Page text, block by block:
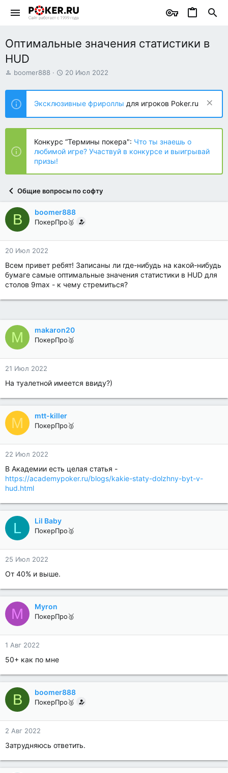
Оптимальные значения статистики в
HUD
А
т
о
р
т
е
ы
boomer888
Д
т
н
а
ч
а
20 Июл 2022
Эксклюзивные фрироллы для игроков Poker.ru
Конкурс “Термины покера": Что ты знаешь о
любимой игре? Участвуй в конкурсе и выигрывай
призы!
Общие вопросы по софту
B boomer888
ПокерПро🥈
20 Июл 2022
Всем привет ребят! Записаны ли где-нибудь на какой-нибудь
бумаге самые оптимальные значения статистики в HUD для
столов 9max - к чему стремиться?
M makaron20
ПокерПро🥈
21 Июл 2022
На туалетной имеется ввиду?)
M mtt-killer
ПокерПро🥈
22 Июл 2022
В Академии есть целая статья -
https://academypoker.ru/blogs/kakie-staty-dolzhny-byt-v-
hud.html
L Lil Baby
ПокерПро🥈
25 Июл 2022
От 40% и выше.
M Myron
ПокерПро🥈
1 Авг 2022
50+ как по мне
B boomer888
ПокерПро🥈
2 Авг 2022
Затрудняюсь ответить.